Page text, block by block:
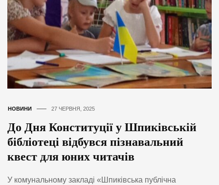
НОВИНИ 27 ЧЕРВНЯ, 2025
До Дня Конституції у Шпиківській
бібліотеці відбувся пізнавальний
квест для юних читачів
У комунальному закладі «Шпиківська публічна